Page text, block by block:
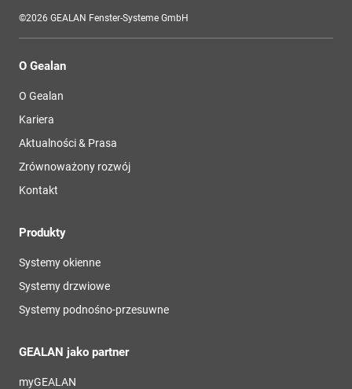
©2026 GEALAN Fenster-Systeme GmbH
O Gealan
O Gealan
Kariera
Aktualności & Prasa
Zrównoważony rozwój
Kontakt
Produkty
Systemy okienne
Systemy drzwiowe
Systemy podnośno-przesuwne
GEALAN jako partner
myGEALAN